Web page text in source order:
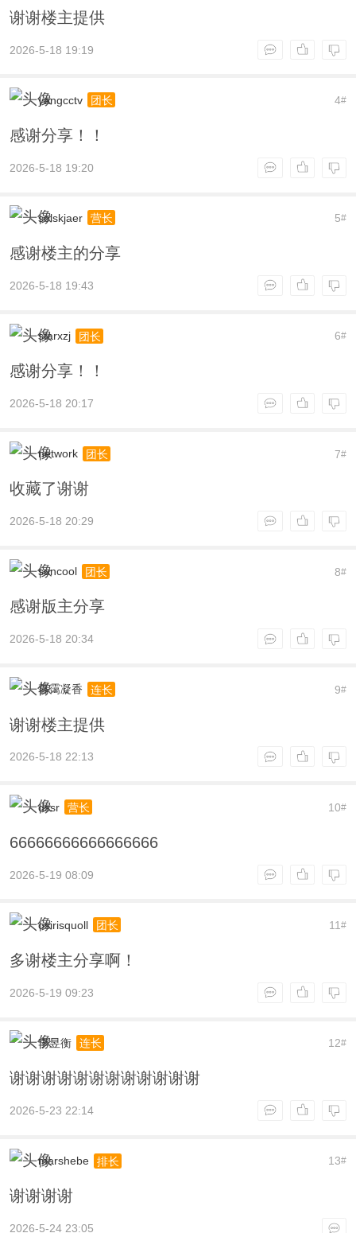
谢谢楼主提供
2026-5-18 19:19
4#
yangcctv 团长
感谢分享！！
2026-5-18 19:20
5#
solskjaer 营长
感谢楼主的分享
2026-5-18 19:43
6#
starxzj 团长
感谢分享！！
2026-5-18 20:17
7#
network 团长
收藏了谢谢
2026-5-18 20:29
8#
suncool 团长
感谢版主分享
2026-5-18 20:34
9#
暮霭凝香 连长
谢谢楼主提供
2026-5-18 22:13
10#
dssr 营长
66666666666666666
2026-5-19 08:09
11#
osirisquoll 团长
多谢楼主分享啊！
2026-5-19 09:23
12#
李昱衡 连长
谢谢谢谢谢谢谢谢谢谢谢谢
2026-5-23 22:14
13#
marshebe 排长
谢谢谢谢
2026-5-24 23:05